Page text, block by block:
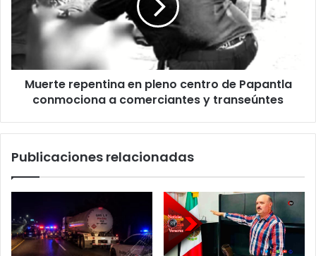
centro
Papantla
conmociona
a
comerciantes
Muerte repentina en pleno centro de Papantla
conmociona a comerciantes y transeúntes
Publicaciones relacionadas